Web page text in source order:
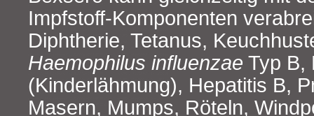
Impfstoff‑Komponenten
Diphtherie, Tetanus,
Haemophilus influenzae Typ B,
(Kinderlähmung), Hepatitis B,
Masern, Mumps, Röteln,